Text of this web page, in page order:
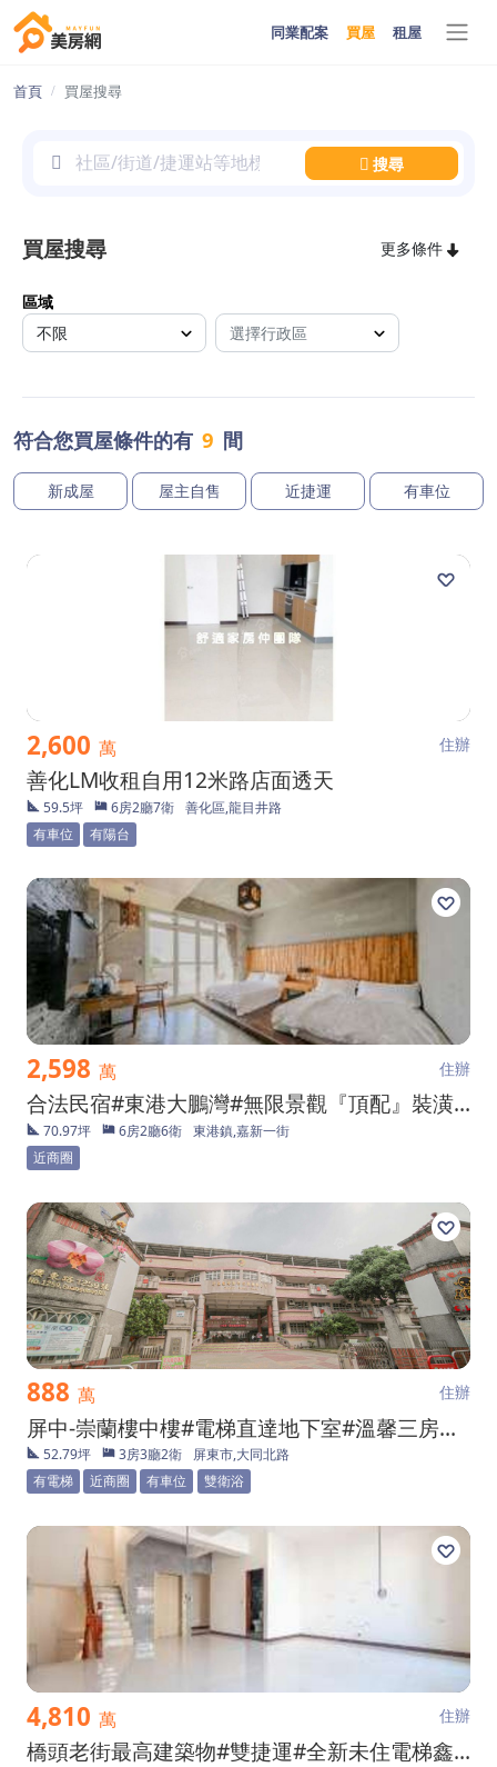
同業配案 買屋 租屋
首頁 買屋搜尋
搜尋
買屋搜尋 更多條件
區域
符合您買屋條件的有 9 間
新成屋 屋主自售 近捷運 有車位
2,600 萬 住辦
善化LM收租自用12米路店面透天
59.5坪 6房2廳7衛 善化區,龍目井路
有車位
有陽台
2,598 萬 住辦
合法民宿#東港大鵬灣#無限景觀『頂配』裝潢雙車墅.
70.97坪 6房2廳6衛 東港鎮,嘉新一街
近商圈
888 萬 住辦
屏中-崇蘭樓中樓#電梯直達地下室#溫馨三房大平車
52.79坪 3房3廳2衛
屏東市,大同北路
有電梯
近商圈 有車位 雙衛浴
4,810 萬 住辦
橋頭老街最高建築物#雙捷運#全新未住電梯鑫透店